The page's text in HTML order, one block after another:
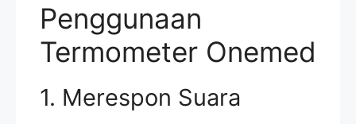
Penggunaan
Termometer Onemed
1. Merespon Suara